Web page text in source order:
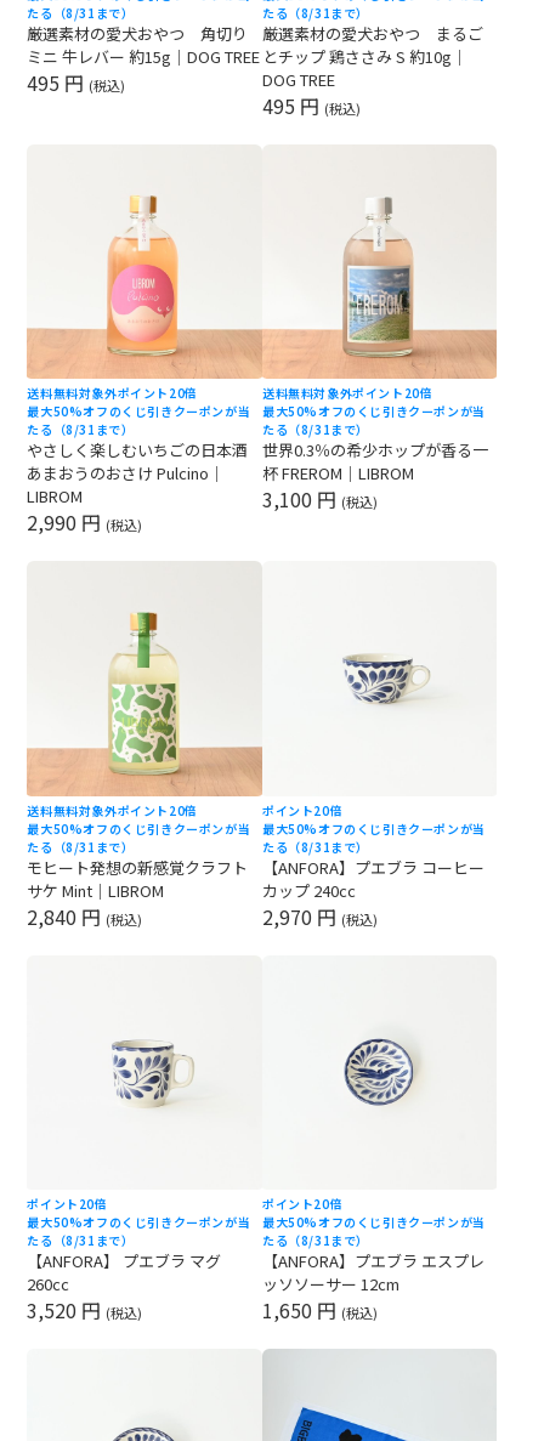
たる（8/31まで）
厳選素材の愛犬おやつ 角切り
ミニ 牛レバー 約15g｜DOG TREE
495 円 (税込)
たる（8/31まで）
厳選素材の愛犬おやつ まるご
とチップ 鶏ささみ S 約10g｜
DOG TREE
495 円 (税込)
送料無料対象外ポイント20倍
最大50%オフのくじ引きクーポンが当
たる（8/31まで）
やさしく楽しむいちごの日本酒
あまおうのおさけ Pulcino｜
LIBROM
2,990 円 (税込)
送料無料対象外ポイント20倍
最大50%オフのくじ引きクーポンが当
たる（8/31まで）
世界0.3％の希少ホップが香る一
杯 FREROM｜LIBROM
3,100 円 (税込)
送料無料対象外ポイント20倍
最大50%オフのくじ引きクーポンが当
たる（8/31まで）
モヒート発想の新感覚クラフト
サケ Mint｜LIBROM
2,840 円 (税込)
ポイント20倍
最大50%オフのくじ引きクーポンが当
たる（8/31まで）
【ANFORA】プエブラ コーヒー
カップ 240cc
2,970 円 (税込)
ポイント20倍
最大50%オフのくじ引きクーポンが当
たる（8/31まで）
【ANFORA】 プエブラ マグ
260cc
3,520 円 (税込)
ポイント20倍
最大50%オフのくじ引きクーポンが当
たる（8/31まで）
【ANFORA】プエブラ エスプレ
ッソソーサー 12cm
1,650 円 (税込)